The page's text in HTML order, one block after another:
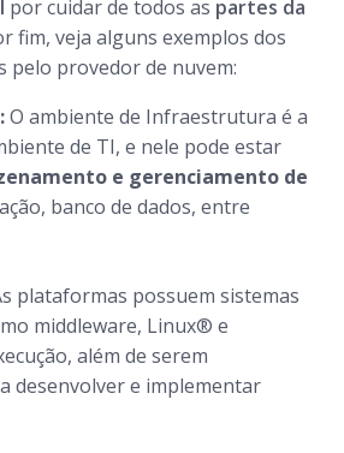
por cuidar de todos as partes da
fim, veja alguns exemplos dos
pelo provedor de nuvem:
O ambiente de Infraestrutura é a
de TI, e nele pode estar
e gerenciamento de
banco de dados, entre
plataformas possuem sistemas
middleware, Linux® e
além de serem
desenvolver e implementar